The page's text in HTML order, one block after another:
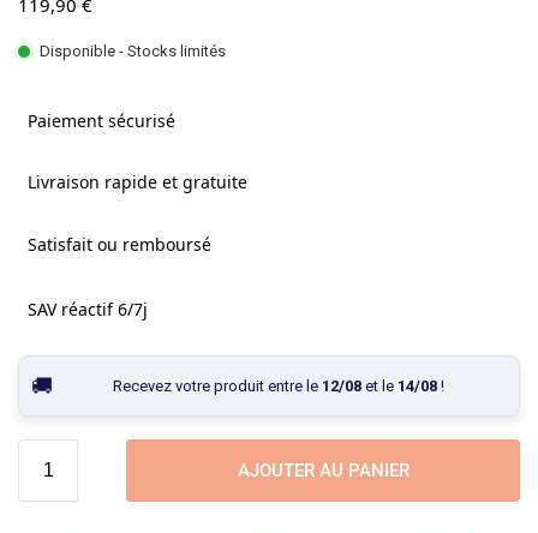
119,90 €
Disponible - Stocks limités
Paiement sécurisé
Livraison rapide et gratuite
Satisfait ou remboursé
SAV réactif 6/7j
Recevez votre produit entre le 12/08et le 14/08!
AJOUTER AU PANIER